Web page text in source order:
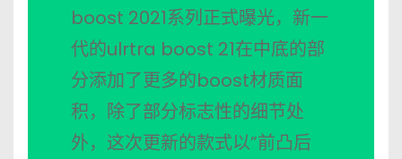
boost 2021系列正式曝光，新一
代的ulrtra boost 21在中底的部
分添加了更多的boost材质面
积，除了部分标志性的细节处
外，这次更新的款式以”前凸后